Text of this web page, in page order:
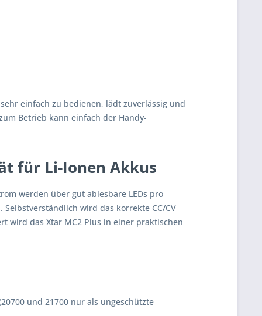
einfach zu bedienen, lädt zuverlässig und
Betrieb kann einfach der Handy-
für Li-Ionen Akkus
werden über gut ablesbare LEDs pro
wird das korrekte CC/CV
wird das Xtar MC2 Plus in einer praktischen
und 21700 nur als ungeschützte